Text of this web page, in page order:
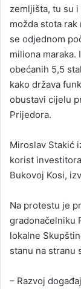
zemljišta, tu su
možda stota rak
se odjednom
miliona maraka.
obećanih 5,5
kako država
obustavi cijelu
Prijedora.
Miroslav Stakić
korist
Bukovoj Kosi,
Na protestu je
gradonačelniku
lokalne
stanu na stranu
– Razvoj